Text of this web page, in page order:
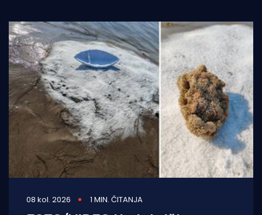
08 kol. 2026 1 MIN. ČITANJA